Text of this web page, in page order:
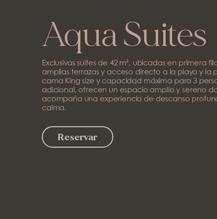
Aqua Suites
Exclusivas suites de 42 m², ubicadas en primera
amplias terrazas y acceso directo a la playa y la
cama King size y capacidad máxima para 3
adicional, ofrecen un espacio amplio y sereno
acompaña una experiencia de descanso
calma.
Reservar